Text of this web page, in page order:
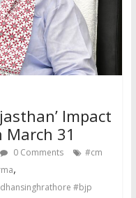
Impact
March 31
0 Comments
#cm
,
#bjp